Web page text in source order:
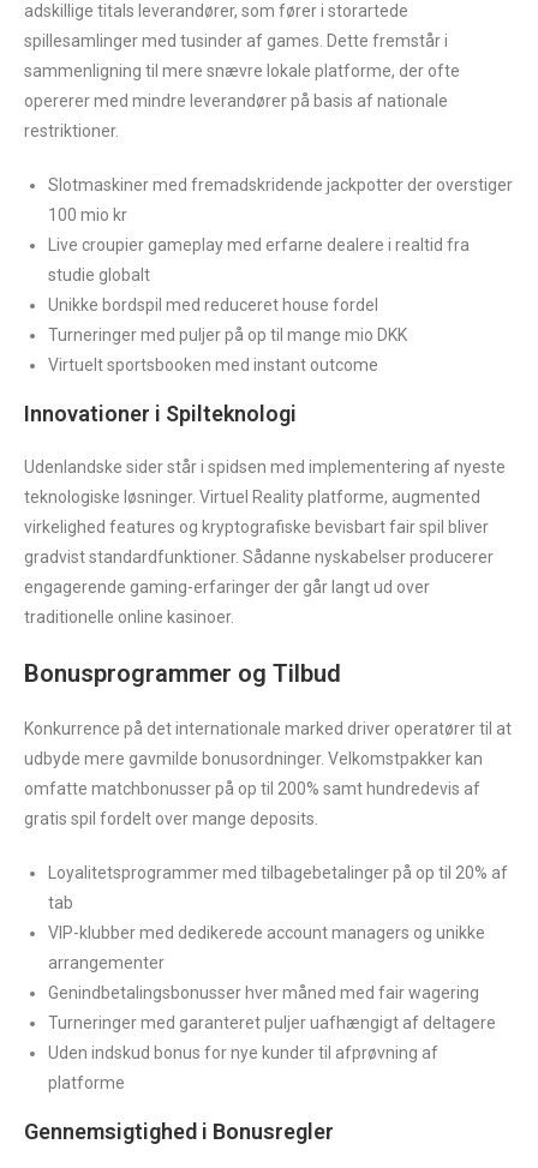
adskillige titals leverandører, som fører i storartede
spillesamlinger med tusinder af games. Dette fremstår i
sammenligning til mere snævre lokale platforme, der ofte
opererer med mindre leverandører på basis af nationale
restriktioner.
Slotmaskiner med fremadskridende jackpotter der overstiger
100 mio kr
Live croupier gameplay med erfarne dealere i realtid fra
studie globalt
Unikke bordspil med reduceret house fordel
Turneringer med puljer på op til mange mio DKK
Virtuelt sportsbooken med instant outcome
Innovationer i Spilteknologi
Udenlandske sider står i spidsen med implementering af nyeste
teknologiske løsninger. Virtuel Reality platforme, augmented
virkelighed features og kryptografiske bevisbart fair spil bliver
gradvist standardfunktioner. Sådanne nyskabelser producerer
engagerende gaming-erfaringer der går langt ud over
traditionelle online kasinoer.
Bonusprogrammer og Tilbud
Konkurrence på det internationale marked driver operatører til at
udbyde mere gavmilde bonusordninger. Velkomstpakker kan
omfatte matchbonusser på op til 200% samt hundredevis af
gratis spil fordelt over mange deposits.
Loyalitetsprogrammer med tilbagebetalinger på op til 20% af
tab
VIP-klubber med dedikerede account managers og unikke
arrangementer
Genindbetalingsbonusser hver måned med fair wagering
Turneringer med garanteret puljer uafhængigt af deltagere
Uden indskud bonus for nye kunder til afprøvning af
platforme
Gennemsigtighed i Bonusregler